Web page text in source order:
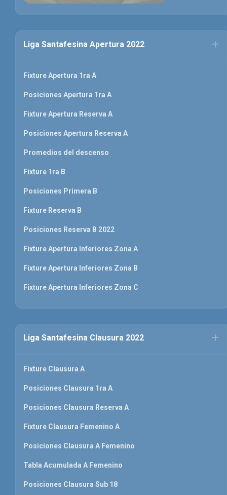
Liga Santafesina Apertura 2022
Fixture Apertura 1ra A
Posiciones Apertura 1ra A
Fixture Apertura Reserva A
Posiciones Apertura Reserva A
Promedios del descenso
Fixture 1ra B
Posiciones Primera B
Fixture Reserva B
Posiciones Reserva B 2022
Fixture Apertura Inferiores Zona A
Fixture Apertura Inferiores Zona B
Fixture Apertura Inferiores Zona C
Liga Santafesina Clausura 2022
Fixture Clausura A
Posiciones Clausura 1ra A
Posiciones Clausura Reserva A
Fixture Clausura Femenino A
Posiciones Clausura A Femenino
Tabla Acumulada A Femenino
Posiciones Clausura Sub 18